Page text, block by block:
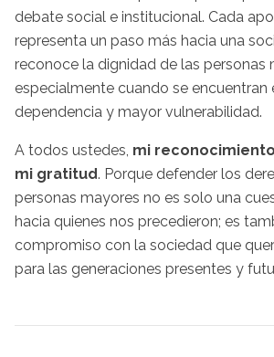
debate social e institucional. Cada
representa un paso más hacia una
reconoce la dignidad de las personas
especialmente cuando se encuentran
dependencia y mayor vulnerabilidad.
A todos ustedes, mi
mi gratitud. Porque defender los
personas mayores no es solo una
hacia quienes nos precedieron; es
compromiso con la sociedad que
para las generaciones presentes y